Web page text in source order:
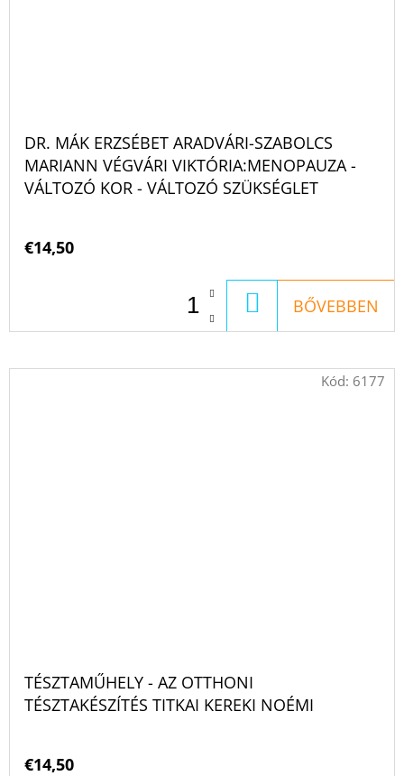
DR. MÁK ERZSÉBET ARADVÁRI-SZABOLCS
MARIANN VÉGVÁRI VIKTÓRIA:MENOPAUZA -
VÁLTOZÓ KOR - VÁLTOZÓ SZÜKSÉGLET
€14,50
KOSÁRBA
BŐVEBBEN
TÉSZTAMŰHELY - AZ OTTHONI
TÉSZTAKÉSZÍTÉS TITKAI KEREKI NOÉMI
€14,50
Kód: 6177